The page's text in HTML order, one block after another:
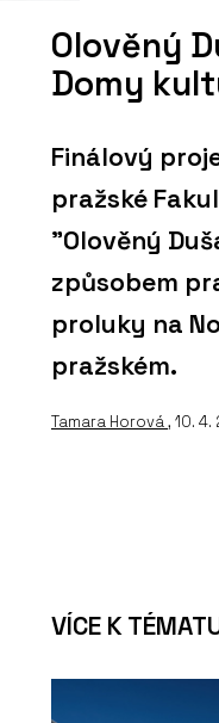
Olověný
Domy
Finálový
pražské
"Olověný
způsobem
proluky na
pražském.
Tamara Horová, 10. 4.
VÍCE K